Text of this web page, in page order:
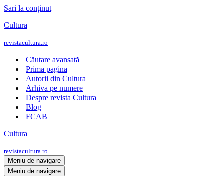
Sari la conținut
Cultura
revistacultura.ro
Căutare avansată
Prima pagina
Autorii din Cultura
Arhiva pe numere
Despre revista Cultura
Blog
FCAB
Cultura
revistacultura.ro
Meniu de navigare
Meniu de navigare